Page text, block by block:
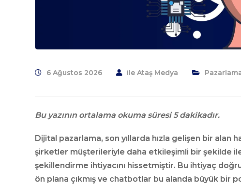
6 Ağustos 2026 ile Ataş Medya
Bu yazının ortalama okuma süresi 5 dakikadır.
Dijital pazarlama, son yıllarda hızla gelişen bir
şirketler müşterileriyle daha etkileşimli bir şekilde
şekillendirme ihtiyacını hissetmiştir. Bu ihtiyaç
ön plana çıkmış ve chatbotlar bu alanda büyük bir